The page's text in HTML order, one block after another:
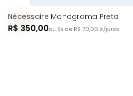
Nécessaire Monograma Preta
R$ 350,00ou 5x de R$ 70,00 s/juros